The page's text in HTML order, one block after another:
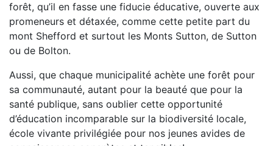
forêt, qu’il en fasse une fiducie éducative, ouverte aux
promeneurs et détaxée, comme cette petite part du
mont Shefford et surtout les Monts Sutton, de Sutton
ou de Bolton.
Aussi, que chaque municipalité achète une forêt pour
sa communauté, autant pour la beauté que pour la
santé publique, sans oublier cette opportunité
d’éducation incomparable sur la biodiversité locale,
école vivante privilégiée pour nos jeunes avides de